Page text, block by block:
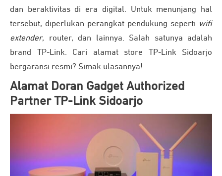
dan beraktivitas di era digital. Untuk menunjang hal
tersebut, diperlukan perangkat pendukung seperti wifi
extender, router, dan lainnya. Salah satunya adalah
brand TP-Link. Cari alamat store TP-Link Sidoarjo
bergaransi resmi? Simak ulasannya!
Alamat Doran Gadget Authorized
Partner TP-Link Sidoarjo